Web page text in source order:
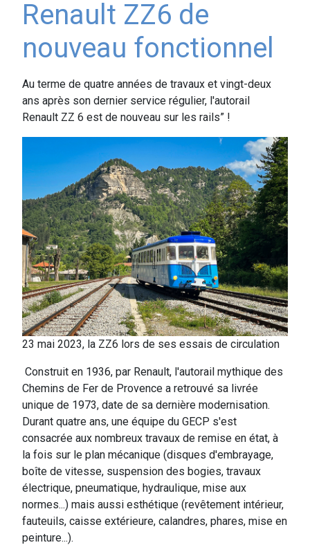
Renault ZZ6 de
nouveau fonctionnel
Au terme de quatre années de travaux et vingt-deux
ans après son dernier service régulier, l'autorail
Renault ZZ 6 est de nouveau sur les rails” !
23 mai 2023, la ZZ6 lors de ses essais de circulation
Construit en 1936, par Renault, l'autorail mythique des
Chemins de Fer de Provence a retrouvé sa livrée
unique de 1973, date de sa dernière modernisation.
Durant quatre ans, une équipe du GECP s'est
consacrée aux nombreux travaux de remise en état, à
la fois sur le plan mécanique (disques d'embrayage,
boîte de vitesse, suspension des bogies, travaux
électrique, pneumatique, hydraulique, mise aux
normes...) mais aussi esthétique (revêtement intérieur,
fauteuils, caisse extérieure, calandres, phares, mise en
peinture...).